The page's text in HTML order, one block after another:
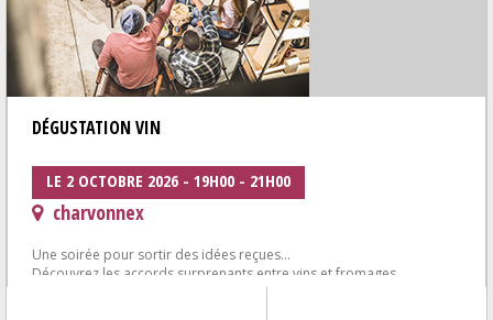
DÉGUSTATION VIN
LE 2 OCTOBRE 2026 - 19H00 - 21H00
charvonnex
Une soirée pour sortir des idées reçues...
Découvrez les accords surprenants entre vins et fromages
6 vins autour de fromages affinés de la...